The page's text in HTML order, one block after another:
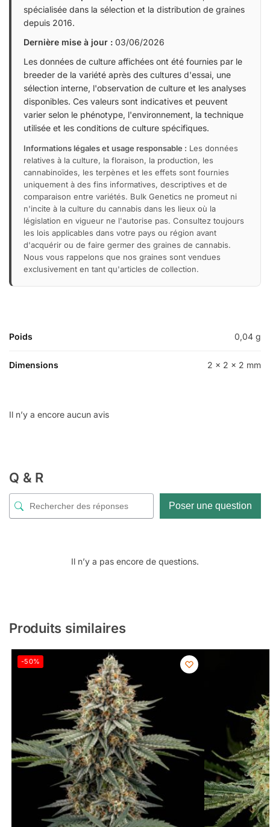
spécialisée dans la sélection et la distribution de graines
depuis 2016.
Dernière mise à jour : 03/06/2026
Les données de culture affichées ont été fournies par le
breeder de la variété après des cultures d'essai, une
sélection interne, l'observation de culture et les analyses
disponibles. Ces valeurs sont indicatives et peuvent
varier selon le phénotype, l'environnement, la technique
utilisée et les conditions de culture spécifiques.
Informations légales et usage responsable : Les données
relatives à la culture, la floraison, la production, les
cannabinoïdes, les terpènes et les effets sont fournies
uniquement à des fins informatives, descriptives et de
comparaison entre variétés. Bulk Genetics ne promeut ni
n'incite à la culture du cannabis dans les lieux où la
législation en vigueur ne l'autorise pas. Consultez toujours
les lois applicables dans votre pays ou région avant
d'acquérir ou de faire germer des graines de cannabis.
Nous vous rappelons que nos graines sont vendues
exclusivement en tant qu'articles de collection.
Poids 0,04 g
Dimensions 2 × 2 × 2 mm
Il n’y a encore aucun avis
Q & R
Poser une question
Il n’y a pas encore de questions.
Produits similaires
-50%